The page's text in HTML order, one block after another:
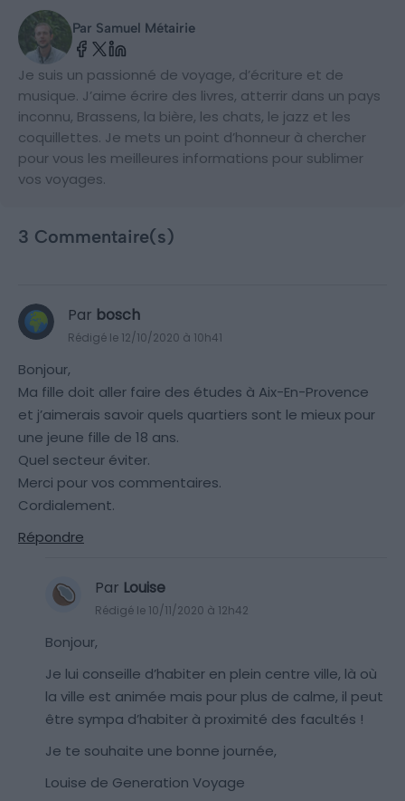
Par Samuel Métairie
Je suis un passionné de voyage, d’écriture et de
musique. J’aime écrire des livres, atterrir dans un pays
inconnu, Brassens, la bière, les chats, le jazz et les
coquillettes. Je mets un point d’honneur à chercher
pour vous les meilleures informations pour sublimer
vos voyages.
3 Commentaire(s)
Par bosch
Rédigé le 12/10/2020 à 10h41
Bonjour,
Ma fille doit aller faire des études à Aix-En-Provence
et j’aimerais savoir quels quartiers sont le mieux pour
une jeune fille de 18 ans.
Quel secteur éviter.
Merci pour vos commentaires.
Cordialement.
Répondre
Par Louise
Rédigé le 10/11/2020 à 12h42
Bonjour,
Je lui conseille d’habiter en plein centre ville, là où
la ville est animée mais pour plus de calme, il peut
être sympa d’habiter à proximité des facultés !
Je te souhaite une bonne journée,
Louise de Generation Voyage